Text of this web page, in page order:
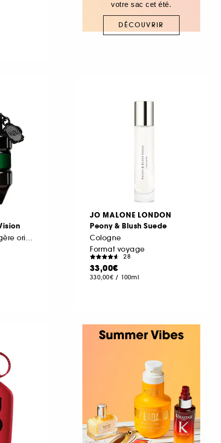
votre sac cet été.
DÉCOUVRIR
JO MALONE LONDON
Peony & Blush Suede
Cologne
Format voyage
28
33,00€
330,00€ / 100ml